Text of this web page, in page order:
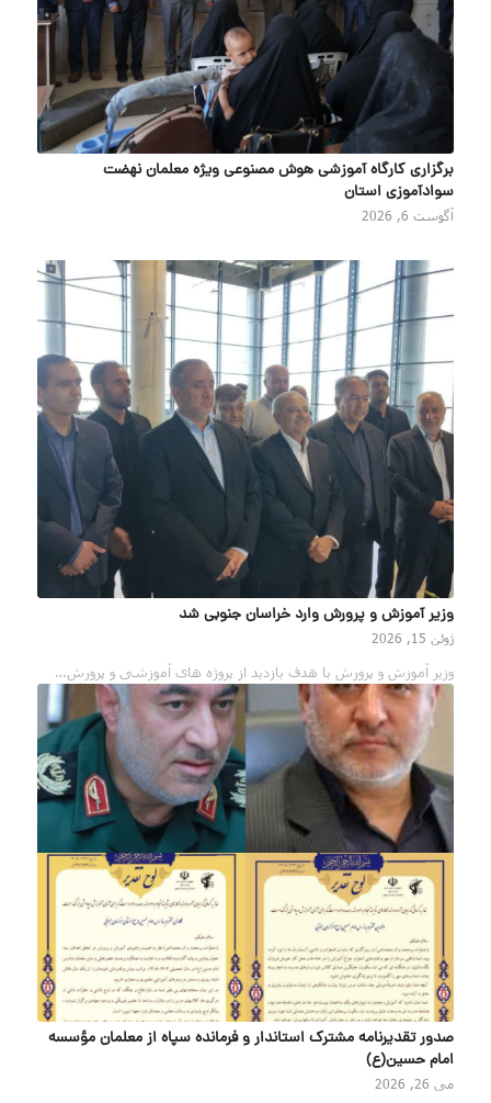
برگزاری کارگاه آموزشی هوش مصنوعی ویژه معلمان نهضت
سوادآموزی استان
آگوست 6, 2026
وزیر آموزش‌ و پرورش وارد خراسان جنوبی شد
ژوئن 15, 2026
وزیر آموزش‌ و پرورش با هدف بازدید از پروژه های آموزشی و پرورش…
صدور تقدیرنامه مشترک استاندار و فرمانده سپاه از معلمان مؤسسه
امام حسین(ع)
می 26, 2026